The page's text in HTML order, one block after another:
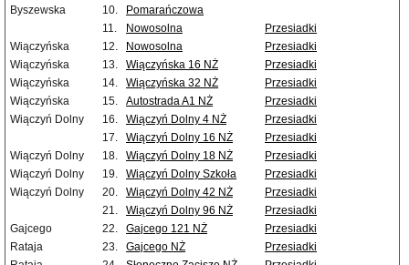
Byszewska
10.
Pomarańczowa
11.
Nowosolna
Przesiadki
Wiączyńska
12. Nowosolna
Przesiadki
Wiączyńska
13. Wiączyńska 16 NŻ
Przesiadki
Wiączyńska
14. Wiączyńska 32 NŻ
Przesiadki
Wiączyńska
15. Autostrada A1 NŻ
Przesiadki
Wiączyń Dolny
16. Wiączyń Dolny 4 NŻ
Przesiadki
17.
Wiączyń Dolny 16 NŻ
Przesiadki
Wiączyń Dolny
18. Wiączyń Dolny 18 NŻ
Przesiadki
Wiączyń Dolny
19. Wiączyń Dolny Szkoła
Przesiadki
Wiączyń Dolny
20. Wiączyń Dolny 42 NŻ
Przesiadki
21.
Wiączyń Dolny 96 NŻ
Przesiadki
Gajcego
22. Gajcego 121 NŻ
Przesiadki
Rataja
23. Gajcego NŻ
Przesiadki